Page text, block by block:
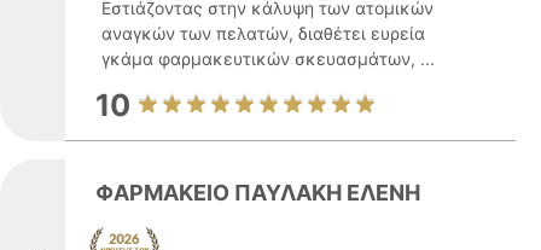
Εστιάζοντας στην κάλυψη των ατομικών
αναγκών των πελατών, διαθέτει ευρεία
γκάμα φαρμακευτικών σκευασμάτων, ...
10
ΦΑΡΜΑΚΕΙΟ ΠΑΥΛΑΚΗ ΕΛΕΝΗ